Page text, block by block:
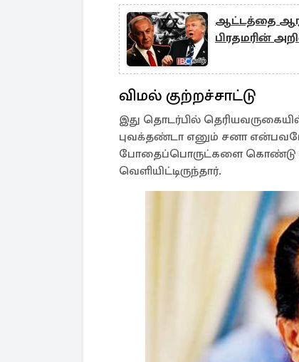
ஆட்டத்தை
பிரதமரின்
விமல் குற்றச்சாட்டு
இது தொடர்பில்
புவக்தண்டா எனும் சனா
போதைப்பொருட்களை கொண்டு
வெளியிட்டிருந்தார்.